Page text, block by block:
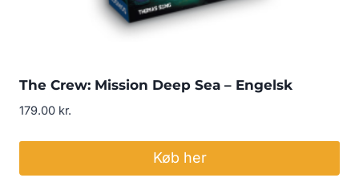
The Crew: Mission Deep Sea – Engelsk
179.00 kr.
Køb her